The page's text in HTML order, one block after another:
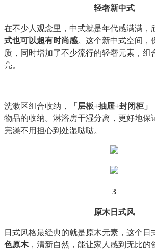
轻奢新中式
在不少人观念里，中式就是年代感满满，
式也可以超有时尚感。这个新中式空间，
质，同时增加了不少流行的轻奢元素，组
亮。
洗漱区组合收纳， 「层板+抽屉+封闭柜」
物品的收纳。淋浴房干湿分离，更好地保
完澡不用担心到处湿哒哒。
3
原木日式风
日式风格最经典的就是原木元素，这个日
色原木，清新自然，能让家人感到无比的